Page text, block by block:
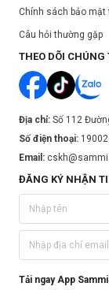
Chính sách bảo mật
Câu hỏi thường gặp
THEO DÕI CHÚNG
Địa chỉ: Số 112
Số điện thoại:
Email:
ĐĂNG KÝ NHẬN
Tải ngay App